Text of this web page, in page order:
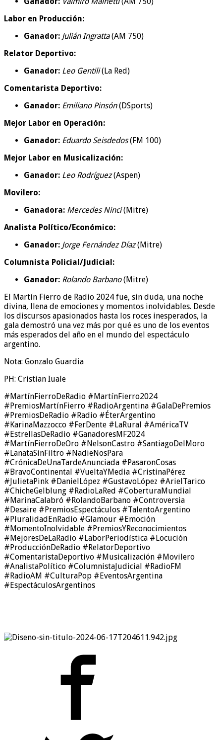
Labor en Producción:
Ganador: Julián Ingratta(AM 750)
Relator Deportivo:
Ganador: Leo Gentili(La Red)
Comentarista Deportivo:
Ganador: Emiliano Pinsón(DSports)
Mejor Labor en Operación:
Ganador: Eduardo Seisdedos(FM 100)
Mejor Labor en Musicalización:
Ganador: Leo Rodríguez(Aspen)
Movilero:
Ganadora: Mercedes Ninci(Mitre)
Analista Político/Económico:
Ganador: Jorge Fernández Díaz(Mitre)
Columnista Policial/Judicial:
Ganador: Rolando Barbano(Mitre)
El Martín Fierro de Radio 2024 fue, sin duda, una noche
divina, llena de emociones y momentos inolvidables. Desde
los discursos apasionados hasta los roces inesperados, la
gala demostró una vez más por qué es uno de los eventos
más esperados del año en el mundo del espectáculo
argentino.
Nota: Gonzalo Guardia
PH: Cristian Iuale
#MartínFierroDeRadio #MartínFierro2024
#PremiosMartínFierro #RadioArgentina #GalaDePremios
#PremiosDeRadio #Radio #ÉterArgentino
#KarinaMazzocco #FerDente #LaRural #AméricaTV
#EstrellasDeRadio #GanadoresMF2024
#MartínFierroDeOro #NelsonCastro #SantiagoDelMoro
#LanataSinFiltro #NadieNosPara
#CrónicaDeUnaTardeAnunciada #PasaronCosas
#BravoContinental #VueltaYMedia #CristinaPérez
#JulietaPink #DanielLópez #GustavoLópez #ArielTarico
#ChicheGelblung #RadioLaRed #CoberturaMundial
#MarinaCalabró #RolandoBarbano #Controversia
#Desaire #PremiosEspectáculos #TalentoArgentino
#PluralidadEnRadio #Glamour #Emoción
#MomentoInolvidable #PremiosYReconocimientos
#MejoresDeLaRadio #LaborPeriodística #Locución
#ProducciónDeRadio #RelatorDeportivo
#ComentaristaDeportivo #Musicalización #Movilero
#AnalistaPolítico #ColumnistaJudicial #RadioFM
#RadioAM #CulturaPop #EventosArgentina
#EspectáculosArgentinos